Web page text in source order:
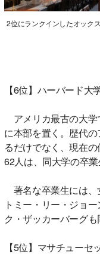
2位にランクインしたオック
【6位】ハーバード大
アメリカ最古の大学
に本部を置く。歴代
るだけでなく、現在
62人は、同大学の卒業
著名な卒業生には、
トミー・リー・ジョ
ク・ザッカーバーグも
【5位】マサチューセ